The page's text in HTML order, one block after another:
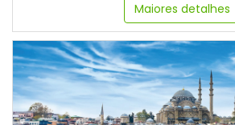
Maiores detalhes